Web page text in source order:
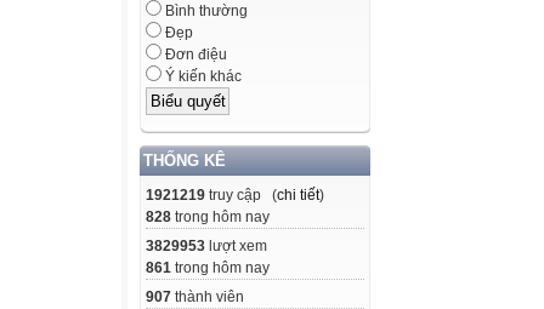
Bình thường
Đẹp
Đơn điệu
Ý kiến khác
THỐNG KÊ
1921219 truy cập (chi tiết)
828 trong hôm nay
3829953 lượt xem
861 trong hôm nay
907 thành viên